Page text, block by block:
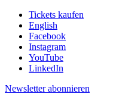
Tickets kaufen
English
Facebook
Instagram
YouTube
LinkedIn
Newsletter abonnieren